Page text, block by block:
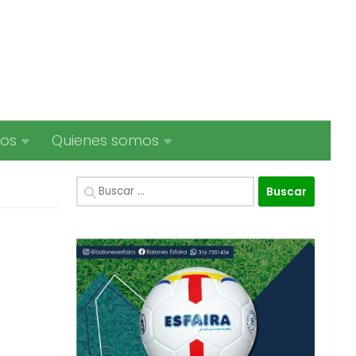
Quienes somos
Buscar: